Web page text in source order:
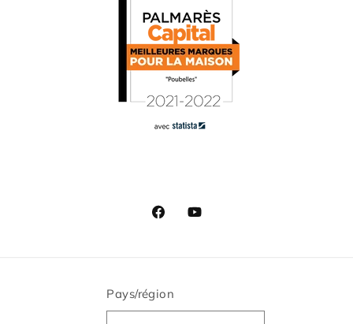
FacebookYouTube
Pays/région